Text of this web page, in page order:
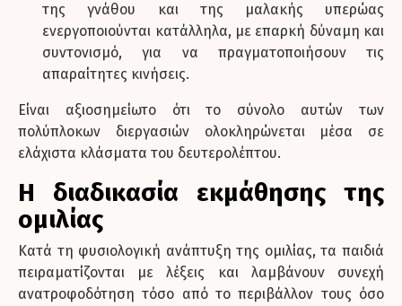
της γνάθου και της μαλακής υπερώας
ενεργοποιούνται κατάλληλα, με επαρκή δύναμη και
συντονισμό, για να πραγματοποιήσουν τις
απαραίτητες κινήσεις.
Είναι αξιοσημείωτο ότι το σύνολο αυτών των
πολύπλοκων διεργασιών ολοκληρώνεται μέσα σε
ελάχιστα κλάσματα του δευτερολέπτου.
Η διαδικασία εκμάθησης της
ομιλίας
Κατά τη φυσιολογική ανάπτυξη της ομιλίας, τα παιδιά
πειραματίζονται με λέξεις και λαμβάνουν συνεχή
ανατροφοδότηση τόσο από το περιβάλλον τους όσο